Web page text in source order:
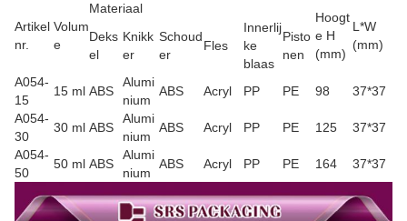
Artikel
nr.
Volum
e
Materiaal
Hoogt
e H
(mm)
L*W
(mm)
Deks
el
Knikk
er
Schoud
er
Fles
Innerlij
ke
blaas
Pisto
nen
A054-
15
15 ml ABS
Alumi
nium
ABS Acryl PP PE 98
37*37
A054-
30
30 ml ABS
Alumi
nium
ABS Acryl PP PE 125
37*37
A054-
50
50 ml ABS
Alumi
nium
ABS Acryl PP PE 164 37*37